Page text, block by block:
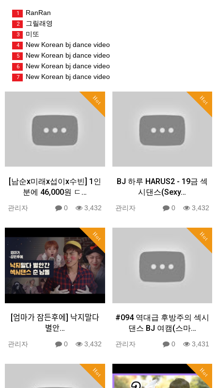
1 RanRan
2 그릴래영
3 미또
4 New Korean bj dance video
5 New Korean bj dance video
6 New Korean bj dance video
7 New Korean bj dance video
Hot
[남순x미래x섭이x수빈] 1인
분에 46,000원 ㄷ…
관리자 0 3,432
Hot
BJ 하루 HARUS2 - 19금 섹
시댄스(Sexy…
관리자 0 3,432
Hot
[엄마가 잠든후에] 낙지말다
별안…
관리자 0 3,432
Hot
#094 역대급 후방주의 섹시
댄스 BJ 여캠(스마…
관리자 0 3,431
Hot Hot